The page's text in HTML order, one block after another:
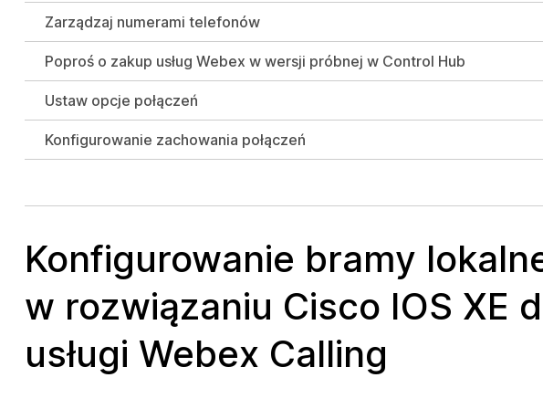
Zarządzaj numerami telefonów
Poproś o zakup usług Webex w wersji próbnej w Control Hub
Ustaw opcje połączeń
Konfigurowanie zachowania połączeń
Konfigurowanie bramy
w rozwiązaniu Cisco IOS XE
usługi Webex Calling